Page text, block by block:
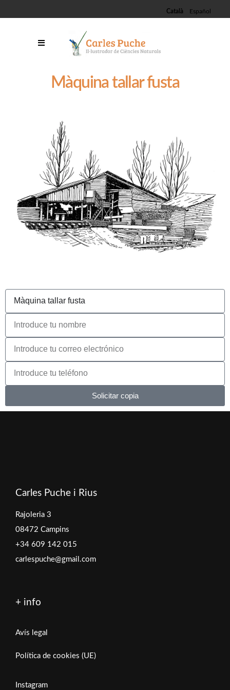
Català Español
Màquina tallar fusta
Solicitar copia
Carles Puche i Rius
Rajoleria 3
08472 Campins
+34 609 142 015
carlespuche@gmail.com
+ info
Avís legal
Política de cookies (UE)
Instagram